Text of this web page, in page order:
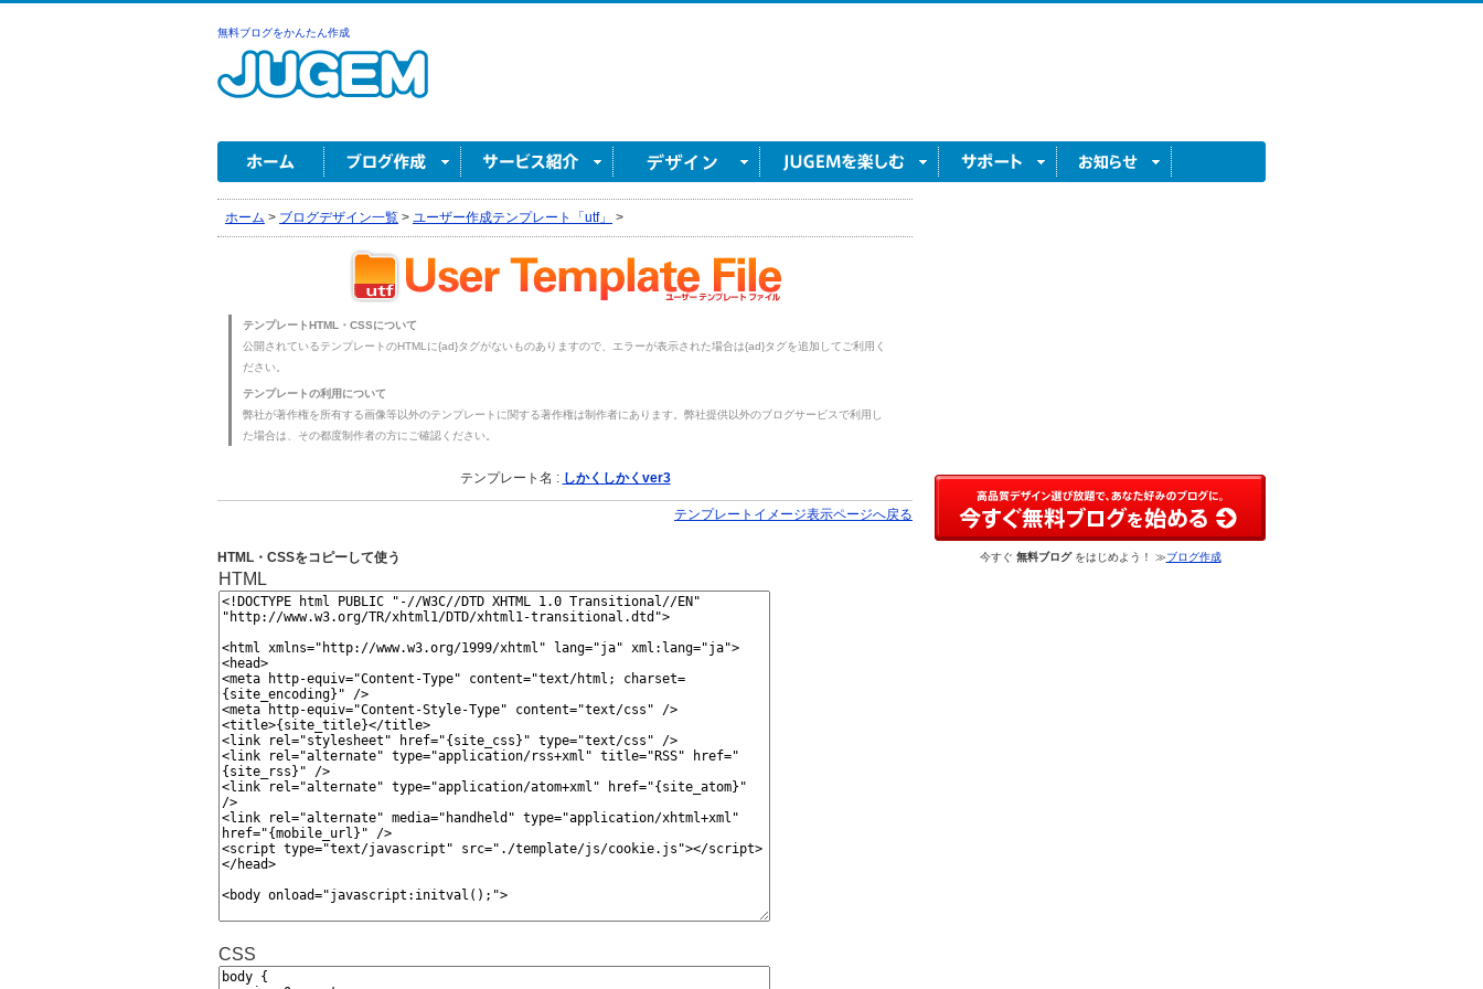
無料ブログをかんたん作成
ホーム > ブログデザイン一覧 > ユーザー作成テンプレート「utf」 >
テンプレートHTML・CSSについて
公開されているテンプレートのHTMLに{ad}タグがないものありますので、エラーが表示された場合は{ad}タグを追加してご利用く
ださい。
テンプレートの利用について
弊社が著作権を所有する画像等以外のテンプレートに関する著作権は制作者にあります。弊社提供以外のブログサービスで利用し
た場合は、その都度制作者の方にご確認ください。
テンプレート名 : しかくしかくver3
テンプレートイメージ表示ページへ戻る
HTML・CSSをコピーして使う
HTML
CSS
今すぐ 無料ブログをはじめよう！ ≫ブログ作成